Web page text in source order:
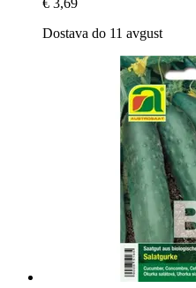
Dostava do 11 avgust